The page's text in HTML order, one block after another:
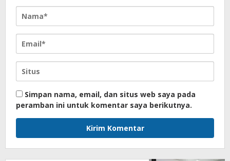
Simpan nama, email, dan situs web saya pada
peramban ini untuk komentar saya berikutnya.